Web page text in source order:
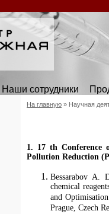
Наши сотрудники
На главную » Научная
1. 17 th Conference
Pollution Reduction
Bessarabov A.
chemical
and
Prague, Czech